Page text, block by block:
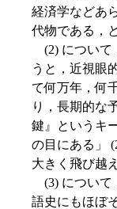
経済学などあ
代物である，
(2) について
うと，近視眼
て何万年，何
り，長期的な
鍵』というキ
の目にある」
大きく飛び越
(3) について
語史にもほぼ